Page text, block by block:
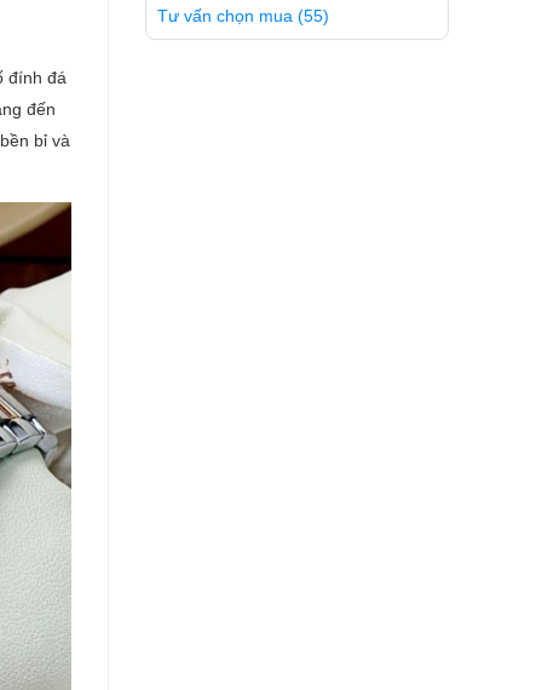
đính đá
đến
bỉ và
Tư vấn chọn mua (55)